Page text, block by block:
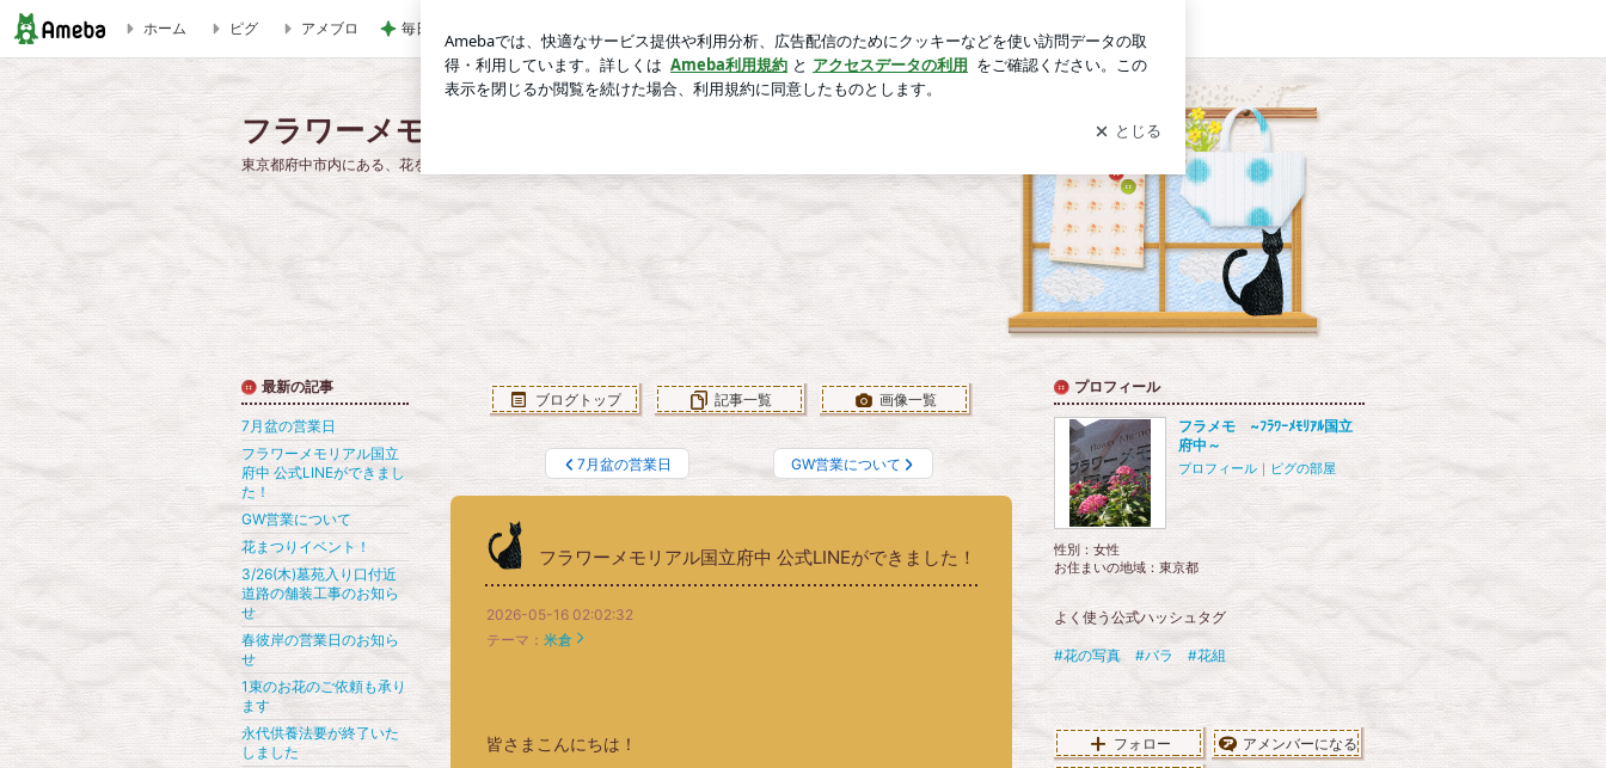
フラワーメモリアル国立府中 公式LINEができました！ | フラワーメモリアル国立府中のブログ
ホーム ピグ アメブロ 毎日のヘアセットでサロン級艶髪 ログイン
フラワーメモリアル国立府中のブログ
東京都府中市内にある、花をテーマにした墓苑『フラワーメモリアル国立府中』のブログです✿
ブログトップ 記事一覧 画像一覧
7月盆の営業日 GW営業について
フラワーメモリアル国立府中 公式LINEができました！
2026-05-16 02:02:32
テーマ： 米倉
皆さまこんにちは！
プロフィール
フラメモ ~ﾌﾗﾜｰﾒﾓﾘｱﾙ国立
府中～
プロフィール ｜ ピグの部屋
性別： 女性
お住まいの地域： 東京都
よく使う公式ハッシュタグ
#花の写真 #バラ #花組
フォロー アメンバーになる
最新の記事
7月盆の営業日
フラワーメモリアル国立
府中 公式LINEができまし
た！
GW営業について
花まつりイベント！
3/26(木)墓苑入り口付近
道路の舗装工事のお知ら
せ
春彼岸の営業日のお知ら
せ
1束のお花のご依頼も承り
ます
永代供養法要が終了いた
しました